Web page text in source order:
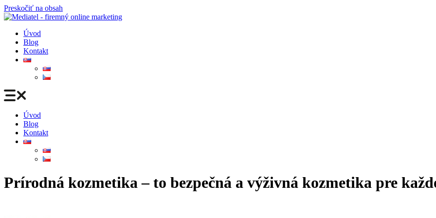
Preskočiť na obsah
Úvod
Blog
Kontakt
Úvod
Blog
Kontakt
Prírodná kozmetika – to bezpečná a výživná kozmetika pre